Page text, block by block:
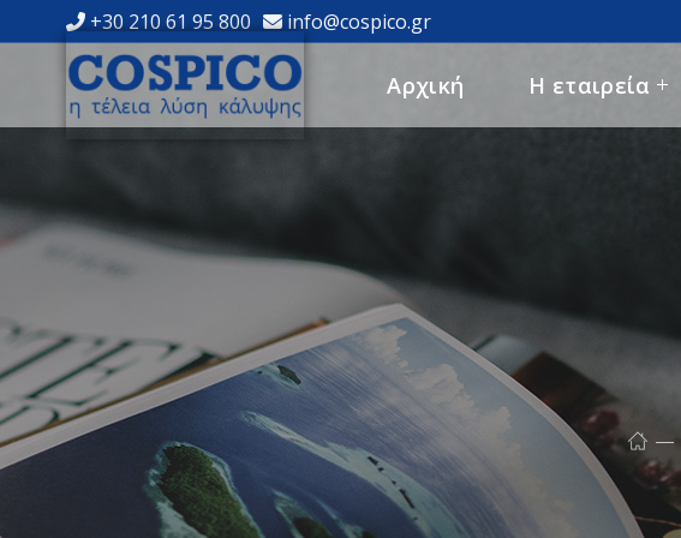
+30 210 61 95 800 info@cospico.gr
Αρχική Η εταιρεία